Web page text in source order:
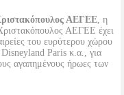
ΑΕΓΕΕ, η
ΑΕΓΕΕ έχει
του ευρύτερου χώρου
Paris κ.α., για
αγαπημένους ήρωες των